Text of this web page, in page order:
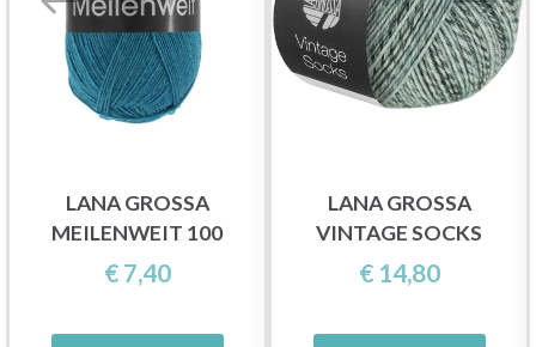
LANA GROSSA
MEILENWEIT 100
€ 7,40
LANA GROSSA
VINTAGE SOCKS
€ 14,80